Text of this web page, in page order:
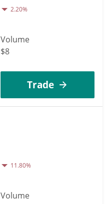
2.20%
Volume
$8
Trade
11.80%
Volume